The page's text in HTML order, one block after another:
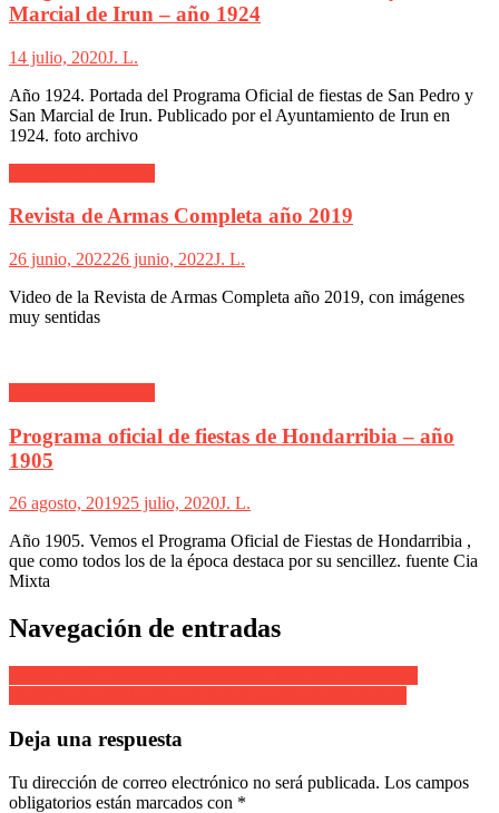
Marcial de Irun – año 1924
14 julio, 2020J. L.
Año 1924. Portada del Programa Oficial de fiestas de San Pedro y
San Marcial de Irun. Publicado por el Ayuntamiento de Irun en
1924. foto archivo
Revista de Armas Completa año 2019
26 junio, 202226 junio, 2022J. L.
Video de la Revista de Armas Completa año 2019, con imágenes
muy sentidas
Programa oficial de fiestas de Hondarribia – año
1905
26 agosto, 201925 julio, 2020J. L.
Año 1905. Vemos el Programa Oficial de Fiestas de Hondarribia ,
que como todos los de la época destaca por su sencillez. fuente Cia
Mixta
Navegación de entradas
Deja una respuesta
Tu dirección de correo electrónico no será publicada. Los campos
obligatorios están marcados con *